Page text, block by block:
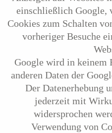
einschließlich Google,
Cookies zum Schalten
vorheriger Besuche
Google wird in keinem
anderen Daten der
Der Datenerhebung
jederzeit mit
widersprochen
Verwendung von